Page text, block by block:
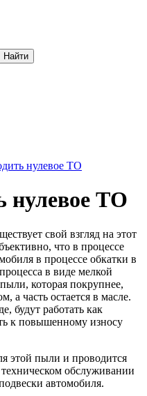
Найти
нулевое ТО
нулевое ТО
свой взгляд на этот
что в процессе
в процессе обкатки в
в виде мелкой
которая покрупнее,
а часть остается в масле.
будут работать как
к повышенному износу
этой пыли и проводится
обслуживании
автомобиля.